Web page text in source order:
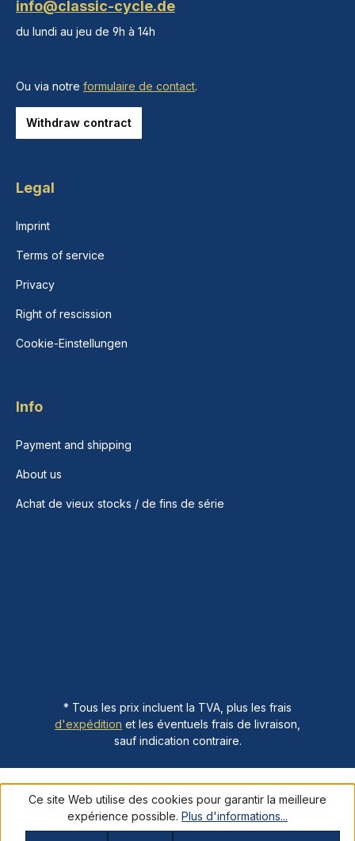
info@classic-cycle.de
du lundi au jeu de 9h à 14h
Ou via notre formulaire de contact.
Withdraw contract
Legal
Imprint
Terms of service
Privacy
Right of rescission
Cookie-Einstellungen
Info
Payment and shipping
About us
Achat de vieux stocks / de fins de série
* Tous les prix incluent la TVA, plus les frais
d'expédition et les éventuels frais de livraison,
sauf indication contraire.
Ce site Web utilise des cookies pour garantir la meilleure
expérience possible. Plus d'informations...